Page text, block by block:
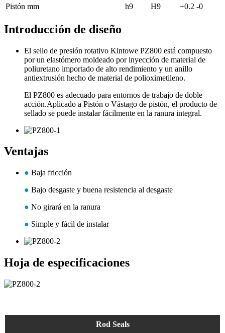
Pistón mm
h9 H9 +0.2 -0
Introducción de diseño
El sello de presión rotativo Kintowe PZ800 está compuesto
por un elastómero moldeado por inyección de material de
poliuretano importado de alto rendimiento y un anillo
antiextrusión hecho de material de polioximetileno.
El PZ800 es adecuado para entornos de trabajo de doble
acción.Aplicado a Pistón o Vástago de pistón, el producto de
sellado se puede instalar fácilmente en la ranura integral.
Ventajas
● Baja fricción
● Bajo desgaste y buena resistencia al desgaste
● No girará en la ranura
● Simple y fácil de instalar
Hoja de especificaciones
Rod Seals